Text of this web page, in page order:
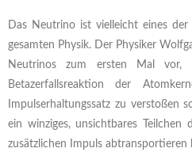
Das Neutrino ist vielleicht eines
gesamten Physik. Der Physiker
Neutrinos zum ersten Mal
Betazerfallsreaktion der
Impulserhaltungssatz zu verstoßen
ein winziges, unsichtbares Teilchen
zusätzlichen Impuls abtransportieren